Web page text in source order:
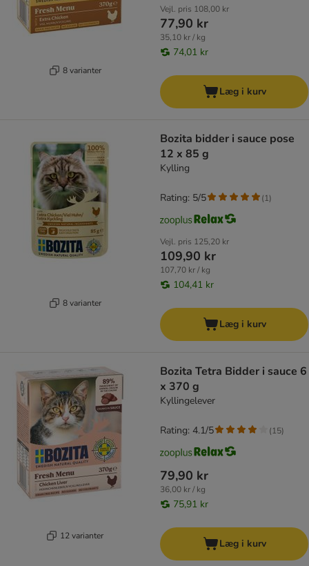
8 varianter
Vejl. pris 108,00 kr
77,90 kr
35,10 kr / kg
74,01 kr
Læg i kurv
8 varianter
Bozita bidder i sauce pose
12 x 85 g
Kylling
Vejl. pris 125,20 kr
109,90 kr
107,70 kr / kg
104,41 kr
Rating: 5/5 (1)
Læg i kurv
12 varianter
Bozita Tetra Bidder i sauce 6
x 370 g
Kyllingelever
79,90 kr
36,00 kr / kg
75,91 kr
Rating: 4.1/5 (15)
Læg i kurv